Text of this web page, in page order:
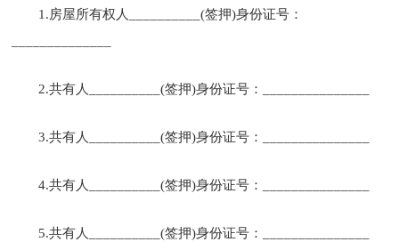
1.房屋所有权人__________(签押)身份证号：
2.共有人__________(签押)身份证号：_______________
3.共有人__________(签押)身份证号：_______________
4.共有人__________(签押)身份证号：_______________
5.共有人__________(签押)身份证号：_______________